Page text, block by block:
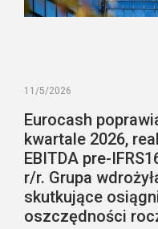
11/5/2026
Eurocash
kwartale 2026,
EBITDA pre-
r/r. Grupa
skutkujące
oszczędności